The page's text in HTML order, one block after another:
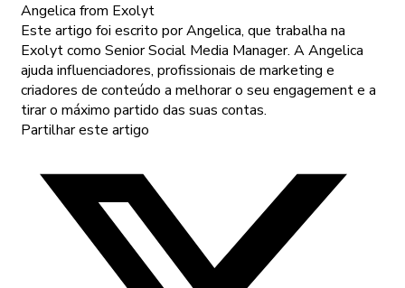
Angelica from Exolyt
Este artigo foi escrito por Angelica, que trabalha na
Exolyt como Senior Social Media Manager. A Angelica
ajuda influenciadores, profissionais de marketing e
criadores de conteúdo a melhorar o seu engagement e a
tirar o máximo partido das suas contas.
Partilhar este artigo